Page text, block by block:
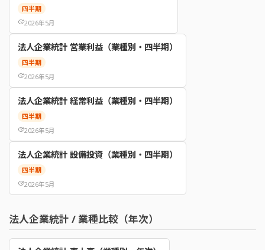
四半期
update2026年5月
法人企業統計 営業利益（業種別・四半期）
四半期
update2026年5月
法人企業統計 経常利益（業種別・四半期）
四半期
update2026年5月
法人企業統計 設備投資（業種別・四半期）
四半期
update2026年5月
法人企業統計 / 業種比較（年次）